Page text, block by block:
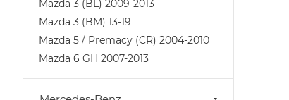
Mazda 3 (BL) 2009-2013
Mazda 3 (BM) 13-19
Mazda 5 / Premacy (CR) 2004-2010
Mazda 6 GH 2007-2013